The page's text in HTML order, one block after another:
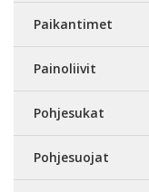
Paikantimet
Painoliivit
Pohjesukat
Pohjesuojat